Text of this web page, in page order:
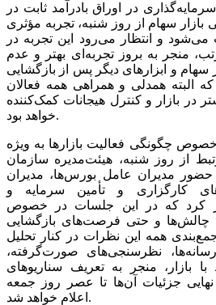
در اوراق بادرآمد ثابت در
بازار سهام از روز شنبه، تجربه مؤثری
می‌شود و انتظار می‌رود این تجربه در
منجر به بروز تجربه‌ای بهتر و عدم
سهام و ابزارهای دیگر پس از بازگشایی
که البته همدلی و همراهی همه فعالان
در بازار و کنترل هیجانات کمک‌کننده
خواهد بود.
چگونگی فعالیت بازارها به ویژه
از روز شنبه، هیئت‌مدیره سازمان
مدیران عامل بورس‌ها، مدیران
کارگزاری و تأمین سرمایه و
کرد که در این جلسات در خصوص
چالش‌ها و حتی فرصت‌های بازگشایی
همه این نظرات در کنار تحلیل
نظرسنجی‌های صورت‌گرفته،
بازار، منجر به تعریف سناریوهای
جزئیات آن‌ها تا عصر روز جمعه
اعلام خواهد شد.